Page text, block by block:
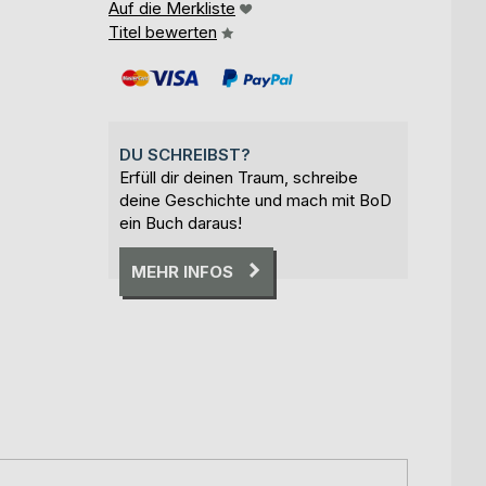
Auf die Merkliste
Titel bewerten
DU SCHREIBST?
Erfüll dir deinen Traum, schreibe
deine Geschichte und mach mit BoD
ein Buch daraus!
MEHR INFOS